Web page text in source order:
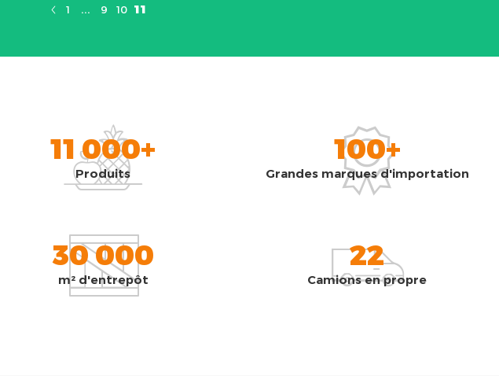
1 ... 9 10 11
11 000+
Produits
100+
Grandes marques d'importation
30 000
m² d'entrepôt
22
Camions en propre